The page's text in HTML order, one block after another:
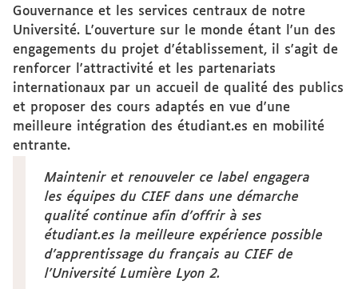
Gouvernance et les services centraux de notre
Université. L'ouverture sur le monde étant l'un des
engagements du projet d'établissement, il s'agit de
renforcer l'attractivité et les partenariats
internationaux par un accueil de qualité des publics
et proposer des cours adaptés en vue d'une
meilleure intégration des étudiant.es en mobilité
entrante.
Maintenir et renouveler ce label engagera
les équipes du CIEF dans une démarche
qualité continue afin d'offrir à ses
étudiant.es la meilleure expérience possible
d’apprentissage du français au CIEF de
l’Université Lumière Lyon 2.